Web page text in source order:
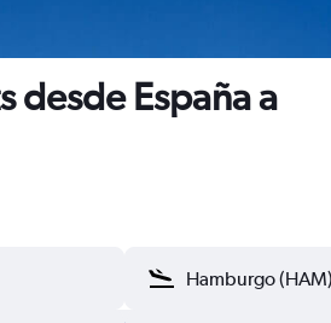
desde España a